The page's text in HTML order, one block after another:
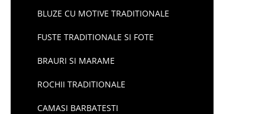
BLUZE CU MOTIVE TRADITIONALE
FUSTE TRADITIONALE SI FOTE
BRAURI SI MARAME
ROCHII TRADITIONALE
CAMASI BARBATESTI